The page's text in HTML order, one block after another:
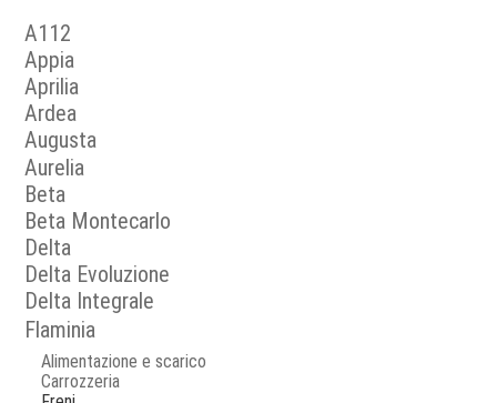
A112
Appia
Aprilia
Ardea
Augusta
Aurelia
Beta
Beta Montecarlo
Delta
Delta Evoluzione
Delta Integrale
Flaminia
Alimentazione e scarico
Carrozzeria